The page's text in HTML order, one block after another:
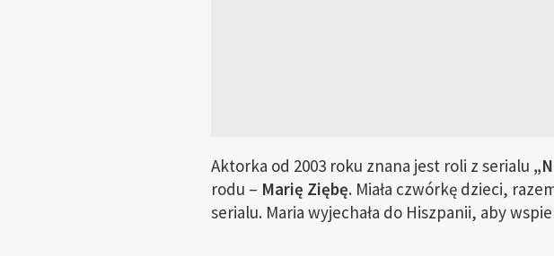
Aktorka od 2003 roku znana jest roli z serialu
rodu – Marię Ziębę. Miała czwórkę dzieci,
serialu. Maria wyjechała do Hiszpanii, aby